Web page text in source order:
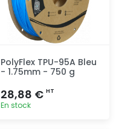
PolyFlex TPU-95A Bleu
- 1.75mm - 750 g
28,88 € HT
En stock